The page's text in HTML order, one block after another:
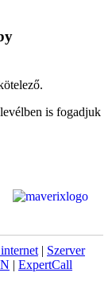
is fogadjuk
| Szerver
| ExpertCall